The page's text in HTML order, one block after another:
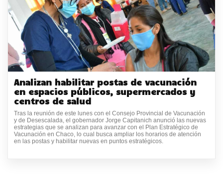
Analizan habilitar postas de vacunación
en espacios públicos, supermercados y
centros de salud
Tras la reunión de este lunes con el Consejo Provincial de Vacunación
y de Desescalada, el gobernador Jorge Capitanich anunció las nuevas
estrategias que se analizan para avanzar con el Plan Estratégico de
Vacunación en Chaco, lo cual busca ampliar los horarios de atención
en las postas y habilitar nuevas en puntos estratégicos.